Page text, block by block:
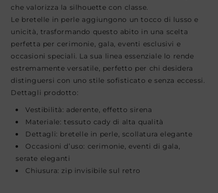
che valorizza la silhouette con classe.
Le bretelle in perle aggiungono un tocco di lusso e
unicità, trasformando questo abito in una scelta
perfetta per cerimonie, gala, eventi esclusivi e
occasioni speciali. La sua linea essenziale lo rende
estremamente versatile, perfetto per chi desidera
distinguersi con uno stile sofisticato e senza eccessi.
Dettagli prodotto:
Vestibilità: aderente, effetto sirena
Materiale: tessuto cady di alta qualità
Dettagli: bretelle in perle, scollatura elegante
Occasioni d’uso: cerimonie, eventi di gala,
serate eleganti
Chiusura: zip invisibile sul retro